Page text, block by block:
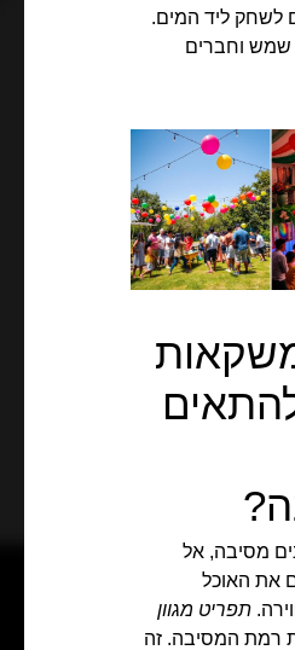
לשחק ליד המים.
שמש וחברים
מסיבה, אל
את האוכל
תפריט מגוון
רמת המסיבה. זה